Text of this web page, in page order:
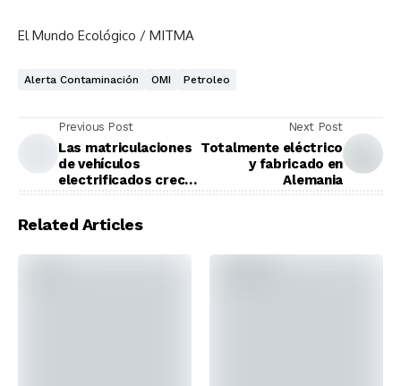
El Mundo Ecológico / MITMA
Alerta Contaminación OMI Petroleo
Previous Post
Las matriculaciones
de vehículos
electrificados crecen
Next Post
Totalmente eléctrico
y fabricado en
Alemania
Related Articles